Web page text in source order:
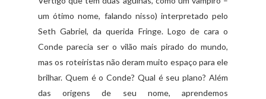
um ótimo nome, falando nisso) interpretado pelo
Seth Gabriel, da querida Fringe. Logo de cara o
Conde parecia ser o vilão mais pirado do mundo,
mas os roteiristas não deram muito espaço para ele
brilhar. Quem é o Conde? Qual é seu plano? Além
das origens de seu nome, aprendemos